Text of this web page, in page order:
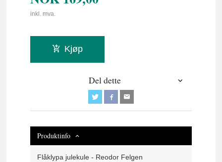
inkl. mva.
Kjøp
Del dette
Produktinfo
Flåklypa julekule - Reodor Felgen